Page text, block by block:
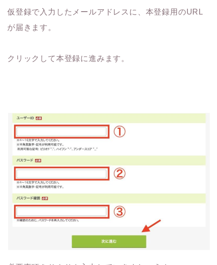
仮登録で入力したメールアドレスに、本登録用のURL
が届きます。
クリックして本登録に進みます。